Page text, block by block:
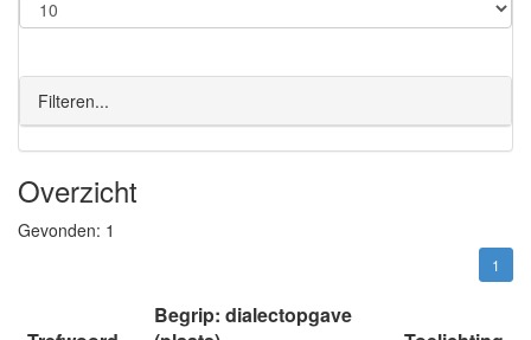
Filteren...
Overzicht
Gevonden: 1
1
Begrip: dialectopgave